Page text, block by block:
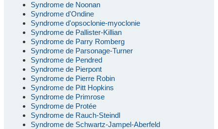
Syndrome de Noonan
Syndrome d'Ondine
Syndrome d'opsoclonie-myoclonie
Syndrome de Pallister-Killian
Syndrome de Parry Romberg
Syndrome de Parsonage-Turner
Syndrome de Pendred
Syndrome de Pierpont
Syndrome de Pierre Robin
Syndrome de Pitt Hopkins
Syndrome de Primrose
Syndrome de Protée
Syndrome de Rauch-Steindl
Syndrome de Schwartz-Jampel-Aberfeld